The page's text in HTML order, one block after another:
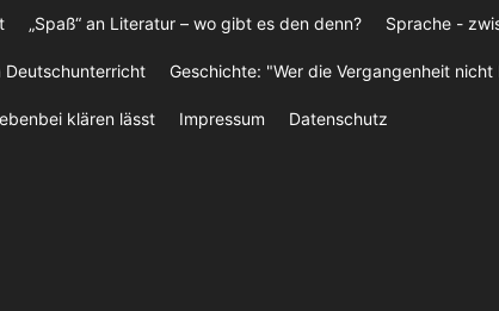
„Spaß“ an Literatur – wo gibt es den denn? Sprache -
Deutschunterricht Geschichte: "Wer die Vergangenheit nicht
klären lässt Impressum Datenschutz